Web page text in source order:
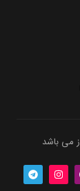
می باشد